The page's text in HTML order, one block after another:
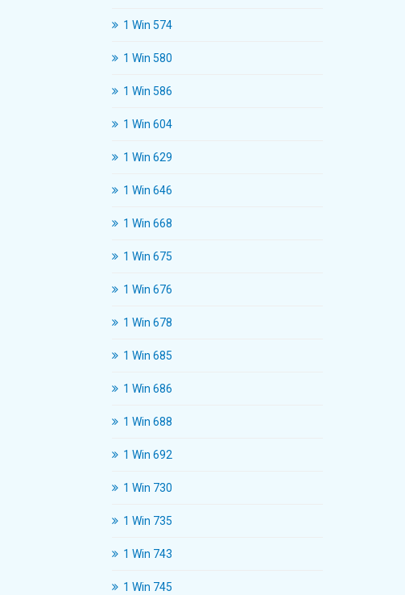
1 Win 574
1 Win 580
1 Win 586
1 Win 604
1 Win 629
1 Win 646
1 Win 668
1 Win 675
1 Win 676
1 Win 678
1 Win 685
1 Win 686
1 Win 688
1 Win 692
1 Win 730
1 Win 735
1 Win 743
1 Win 745